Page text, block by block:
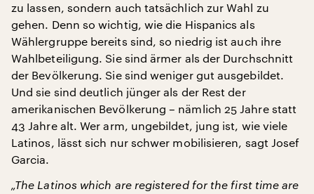
zu lassen, sondern auch tatsächlich zur Wahl zu
gehen. Denn so wichtig, wie die Hispanics als
Wählergruppe bereits sind, so niedrig ist auch ihre
Wahlbeteiligung. Sie sind ärmer als der Durchschnitt
der Bevölkerung. Sie sind weniger gut ausgebildet.
Und sie sind deutlich jünger als der Rest der
amerikanischen Bevölkerung – nämlich 25 Jahre statt
43 Jahre alt. Wer arm, ungebildet, jung ist, wie viele
Latinos, lässt sich nur schwer mobilisieren, sagt Josef
Garcia.
„The Latinos which are registered for the first time are